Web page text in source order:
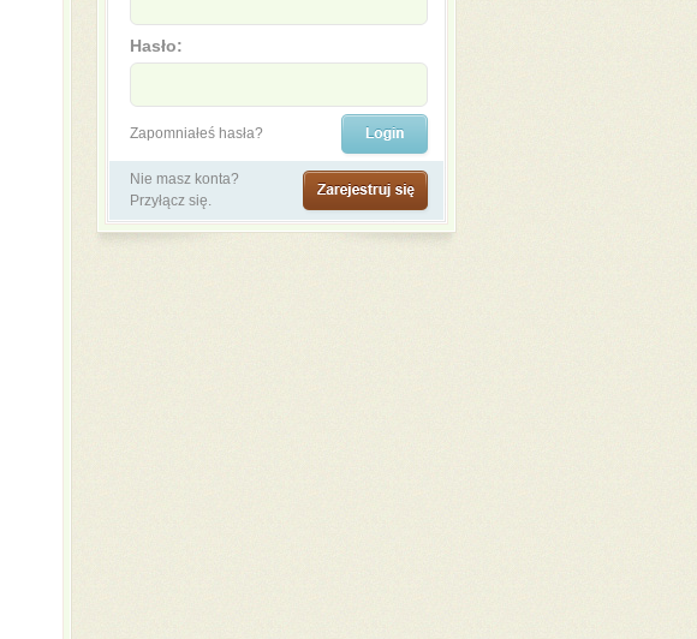
Hasło:
Zapomniałeś hasła?
Nie masz konta?
Przyłącz się.